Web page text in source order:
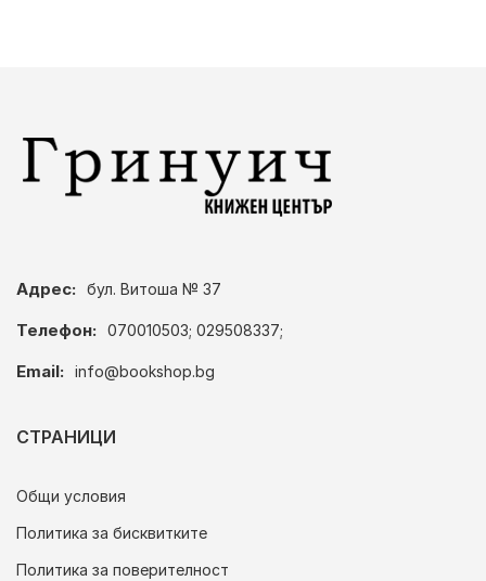
Адрес: бул. Витоша № 37
Телефон: 070010503; 029508337;
Email: info@bookshop.bg
СТРАНИЦИ
Общи условия
Политика за бисквитките
Политика за поверителност